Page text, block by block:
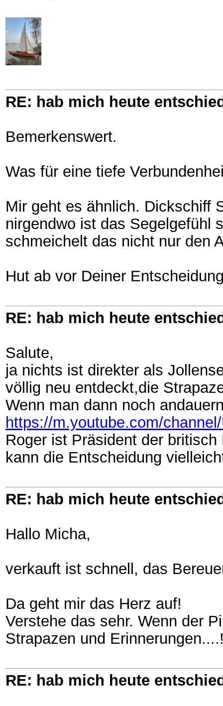
RE: hab mich heute
Bemerkenswert.
Was für eine tiefe
Mir geht es ähnlich. Dickschiff
nirgendwo ist das Segelgefühl
schmeichelt das nicht nur den
Hut ab vor Deiner
RE: hab mich heute
Salute,
ja nichts ist direkter als
völlig neu entdeckt,die
Wenn man dann noch
https://m.youtube.com/
Roger ist Präsident der
kann die Entscheidung
RE: hab mich heute
Hallo Micha,
verkauft ist schnell, das
Da geht mir das Herz auf!
Verstehe das sehr. Wenn der
Strapazen und
RE: hab mich heute